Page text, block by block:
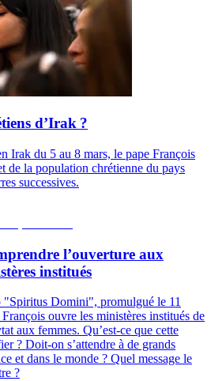
d’Irak ?
Irak du 5 au 8 mars, le pape François
de la population chrétienne du pays
successives.
l’ouverture aux
institués
Domini", promulgué le 11
ouvre les ministères institués de
aux femmes. Qu’est-ce que cette
? Doit-on s’attendre à de grands
et dans le monde ? Quel message le
?